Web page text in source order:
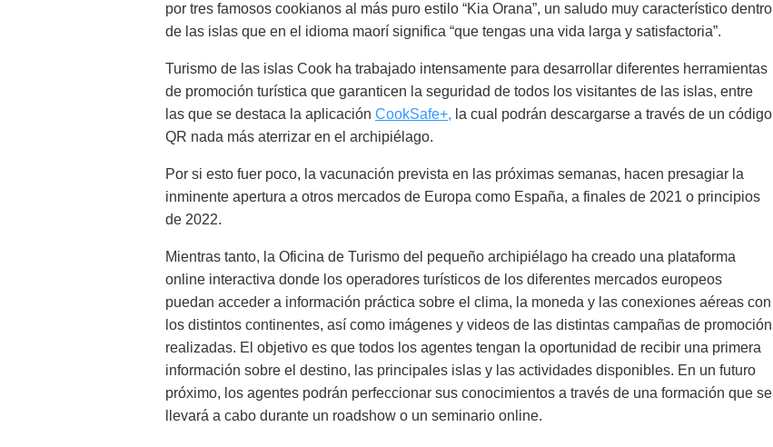
por tres famosos cookianos al más puro estilo “Kia Orana”, un saludo muy característico dentro
de las islas que en el idioma maorí significa “que tengas una vida larga y satisfactoria”.
Turismo de las islas Cook ha trabajado intensamente para desarrollar diferentes herramientas
de promoción turística que garanticen la seguridad de todos los visitantes de las islas, entre
las que se destaca la aplicación CookSafe+, la cual podrán descargarse a través de un código
QR nada más aterrizar en el archipiélago.
Por si esto fuer poco, la vacunación prevista en las próximas semanas, hacen presagiar la
inminente apertura a otros mercados de Europa como España, a finales de 2021 o principios
de 2022.
Mientras tanto, la Oficina de Turismo del pequeño archipiélago ha creado una plataforma
online interactiva donde los operadores turísticos de los diferentes mercados europeos
puedan acceder a información práctica sobre el clima, la moneda y las conexiones aéreas con
los distintos continentes, así como imágenes y videos de las distintas campañas de promoción
realizadas. El objetivo es que todos los agentes tengan la oportunidad de recibir una primera
información sobre el destino, las principales islas y las actividades disponibles. En un futuro
próximo, los agentes podrán perfeccionar sus conocimientos a través de una formación que se
llevará a cabo durante un roadshow o un seminario online.